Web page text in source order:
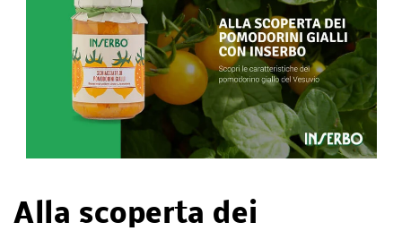
Alla scoperta dei